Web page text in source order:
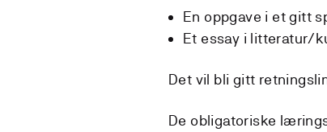
En oppgave i et gitt
Et essay i litteratur/
Det vil bli gitt
De obligatoriske